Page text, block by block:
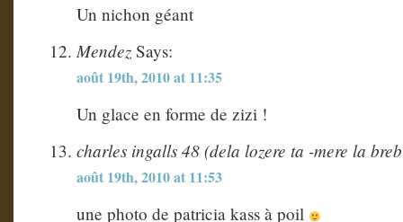
Un nichon géant
Mendez Says:
août 19th, 2010 at 11:35
Un glace en forme de zizi !
charles ingalls 48 (dela lozere ta -mere la
août 19th, 2010 at 11:53
une photo de patricia kass à poil